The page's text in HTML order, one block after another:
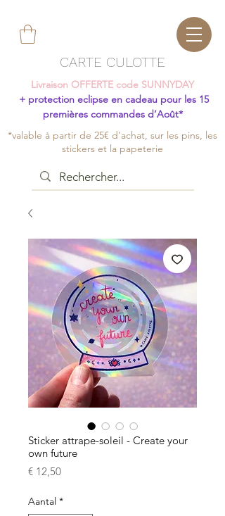
CARTE CULOTTE
Livraison OFFERTE code SUNNYDAY
+ protection eclipse en cadeau pour les 15
premières commandes d’Août*
*valable à partir de 25€ d'achat, sur les pins, les
stickers et la papeterie
Sticker attrape-soleil - Create your
own future
€ 12,50Prijs
Aantal *